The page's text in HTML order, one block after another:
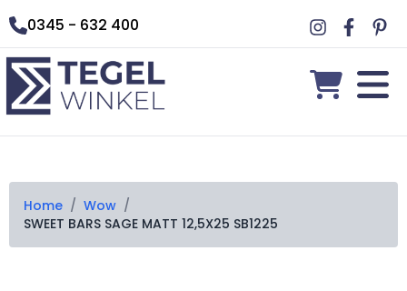
0345 - 632 400
Home / Wow /
SWEET BARS SAGE MATT 12,5X25 SB1225